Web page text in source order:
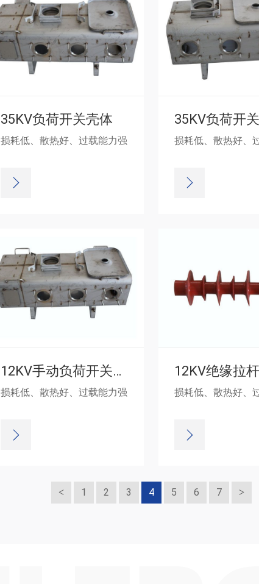
35KV负荷开关壳体
损耗低、散热好、过载能力强 损耗低、散热好、
12KV手动负荷开关壳体
损耗低、散热好、过载能力强
12KV绝缘拉杆
损耗低、散热好、
1 2 3 4 5 6 7